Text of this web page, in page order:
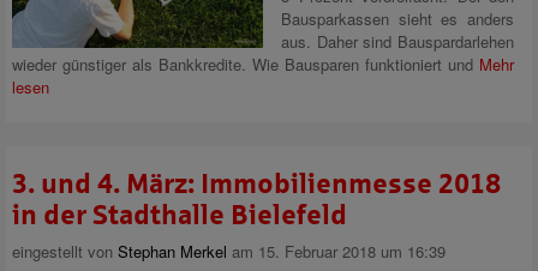
Bausparkassen sieht es anders
aus. Daher sind Bauspardarlehen
wieder günstiger als Bankkredite. Wie Bausparen funktioniert und Mehr
lesen
3. und 4. März: Immobilienmesse 2018
in der Stadthalle Bielefeld
eingestellt von Stephan Merkel am 15. Februar 2018 um 16:39